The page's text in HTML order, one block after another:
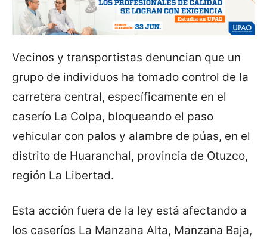
Vecinos y transportistas denuncian que un
grupo de individuos ha tomado control de la
carretera central, específicamente en el
caserío La Colpa, bloqueando el paso
vehicular con palos y alambre de púas, en el
distrito de Huaranchal, provincia de Otuzco,
región La Libertad.
Esta acción fuera de la ley está afectando a
los caseríos La Manzana Alta, Manzana Baja,